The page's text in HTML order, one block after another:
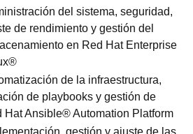
del sistema, seguridad,
de rendimiento y gestión del
en Red Hat Enterprise
de la infraestructura,
de playbooks y gestión de
Hat Ansible® Automation Platform
gestión y ajuste de las